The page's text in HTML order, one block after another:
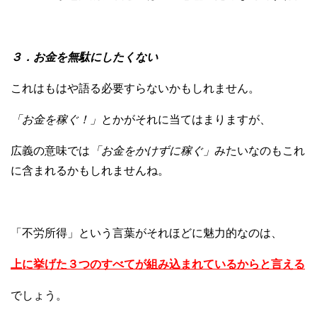
３．お金を無駄にしたくない
これはもはや語る必要すらないかもしれません。
「お金を稼ぐ！」 とかがそれに当てはまりますが、
広義の意味では 「お金をかけずに稼ぐ」 みたいなのもこれ
に含まれるかもしれませんね。
「不労所得」という言葉がそれほどに魅力的なのは、
上に挙げた３つのすべてが組み込まれているからと言える
でしょう。